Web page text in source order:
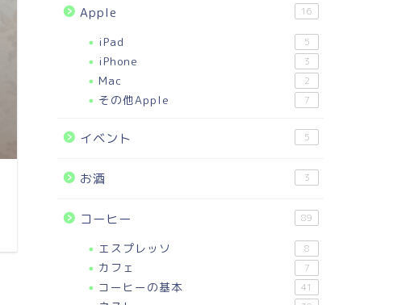
Apple 16
iPad 5
iPhone 3
Mac 2
その他Apple 7
イベント 5
お酒 3
コーヒー 89
エスプレッソ 8
カフェ 7
コーヒーの基本 41